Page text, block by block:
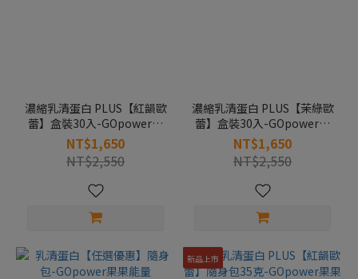
濃縮乳清蛋白 PLUS【紅韻歐
蕾】盒裝30入-GOpower果
果能量
NT$1,650
NT$2,550
濃縮乳清蛋白 PLUS【茉綠歐
蕾】盒裝30入-GOpower果
果能量
NT$1,650
NT$2,550
新品上市